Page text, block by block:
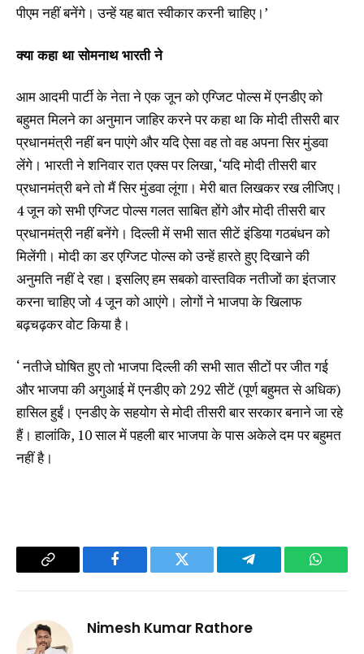
पीएम नहीं बनेंगे। उन्हें यह बात स्वीकार करनी चाहिए।’
क्या कहा था सोमनाथ भारती ने
आम आदमी पार्टी के नेता ने एक जून को एग्जिट पोल्स में एनडीए को
बहुमत मिलने का अनुमान जाहिर करने पर कहा था कि मोदी तीसरी बार
प्रधानमंत्री नहीं बन पाएंगे और यदि ऐसा वह तो वह अपना सिर मुंडवा
लेंगे। भारती ने शनिवार रात एक्स पर लिखा, ‘यदि मोदी तीसरी बार
प्रधानमंत्री बने तो मैं सिर मुंडवा लूंगा। मेरी बात लिखकर रख लीजिए।
4 जून को सभी एग्जिट पोल्स गलत साबित होंगे और मोदी तीसरी बार
प्रधानमंत्री नहीं बनेंगे। दिल्ली में सभी सात सीटें इंडिया गठबंधन को
मिलेंगी। मोदी का डर एग्जिट पोल्स को उन्हें हारते हुए दिखाने की
अनुमति नहीं दे रहा। इसलिए हम सबको वास्तविक नतीजों का इंतजार
करना चाहिए जो 4 जून को आएंगे। लोगों ने भाजपा के खिलाफ
बढ़चढ़कर वोट किया है।
‘ नतीजे घोषित हुए तो भाजपा दिल्ली की सभी सात सीटों पर जीत गई
और भाजपा की अगुआई में एनडीए को 292 सीटें (पूर्ण बहुमत से अधिक)
हासिल हुईं। एनडीए के सहयोग से मोदी तीसरी बार सरकार बनाने जा रहे
हैं। हालांकि, 10 साल में पहली बार भाजपा के पास अकेले दम पर बहुमत
नहीं है।
Copy
Facebook Twitter Telegram
Nimesh Kumar Rathore